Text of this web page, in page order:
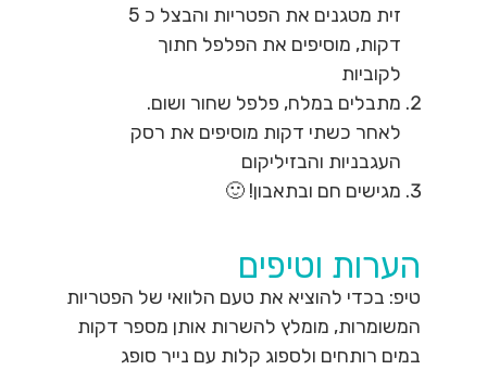
זית מטגנים את הפטריות והבצל כ 5
דקות, מוסיפים את הפלפל חתוך
לקוביות
מתבלים במלח, פלפל שחור ושום.
לאחר כשתי דקות מוסיפים את רסק
העגבניות והבזיליקום
מגישים חם ובתאבון! 🙂
הערות וטיפים
טיפ: בכדי להוציא את טעם הלוואי של הפטריות
המשומרות, מומלץ להשרות אותן מספר דקות
במים רותחים ולספוג קלות עם נייר סופג